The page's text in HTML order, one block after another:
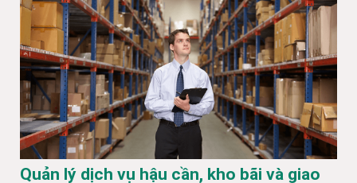
Quản lý dịch vụ hậu cần, kho bãi và giao